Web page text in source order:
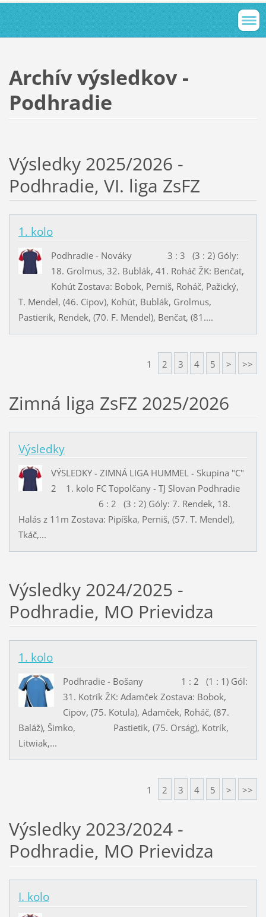
Archív výsledkov -
Podhradie
Výsledky 2025/2026 -
Podhradie, VI. liga ZsFZ
1. kolo
Podhradie - Nováky 3 : 3 (3 : 2) Góly:
18. Grolmus, 32. Bublák, 41. Roháč ŽK: Benčat,
Kohút Zostava: Bobok, Perniš, Roháč, Pažický,
T. Mendel, (46. Cipov), Kohút, Bublák, Grolmus,
Pastierik, Rendek, (70. F. Mendel), Benčat, (81....
1 2 3 4 5 > >>
Zimná liga ZsFZ 2025/2026
Výsledky
VÝSLEDKY - ZIMNÁ LIGA HUMMEL - Skupina "C"
2 1. kolo FC Topolčany - TJ Slovan Podhradie
6 : 2 (3 : 2) Góly: 7. Rendek, 18.
Halás z 11m Zostava: Pipíška, Perniš, (57. T. Mendel),
Tkáč,...
Výsledky 2024/2025 -
Podhradie, MO Prievidza
1. kolo
Podhradie - Bošany 1 : 2 (1 : 1) Gól:
31. Kotrík ŽK: Adamček Zostava: Bobok,
Cipov, (75. Kotula), Adamček, Roháč, (87.
Baláž), Šimko, Pastietik, (75. Orság), Kotrík,
Litwiak,...
1 2 3 4 5 > >>
Výsledky 2023/2024 -
Podhradie, MO Prievidza
I. kolo